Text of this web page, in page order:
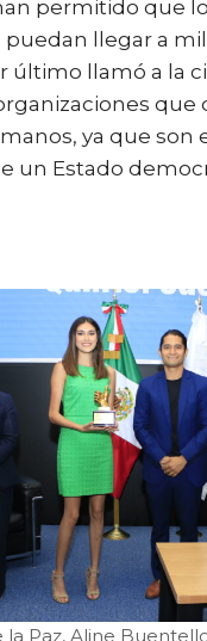
permitido que
puedan llegar a
último llamó a la
que
ya que son
un Estado
la Paz, Aline